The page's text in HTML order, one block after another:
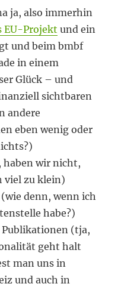
ja, also immerhin
EU-Projekt und ein
und beim bmbf
in einem
Glück – und
sichtbaren
andere
eben wenig oder
haben wir nicht,
viel zu klein)
denn, wenn ich
habe?)
(tja,
geht halt
man uns in
und auch in